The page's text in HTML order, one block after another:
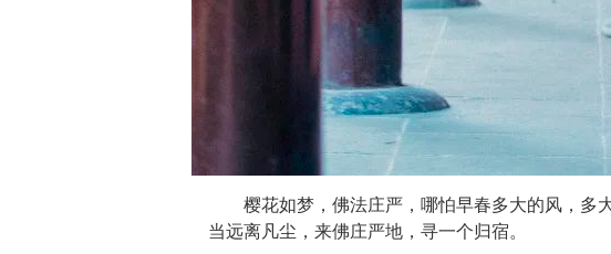
樱花如梦，佛法庄严，哪怕早春多大的风，多
当远离凡尘，来佛庄严地，寻一个归宿。